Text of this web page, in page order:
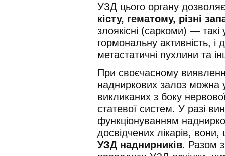
УЗД цього органу
кісту, гематому, різні
злоякісні (саркоми) —
гормональну активність, і
метастатичні пухлини та
При своєчасному
надниркових залоз можна
викликаних з боку
статевої систем. У разі
функціонуванням
досвідчених лікарів,
УЗД наднирників. Разом